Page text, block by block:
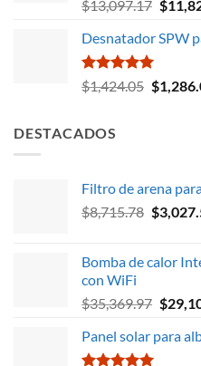
con
de 5
$13,097.17 El
$
Desnatador SPW
Valorado
con
$1,424.05 El
$
DESTACADOS
Filtro de arena
$8,715.78 El
era:
$
Bomba de calor
con WiFi
$35,369.97 El
$
Panel solar para